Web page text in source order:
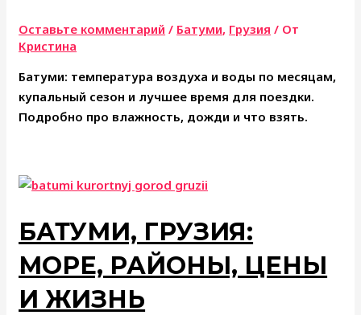
Оставьте комментарий / Батуми, Грузия / От
Кристина
Батуми: температура воздуха и воды по месяцам,
купальный сезон и лучшее время для поездки.
Подробно про влажность, дожди и что взять.
БАТУМИ, ГРУЗИЯ:
МОРЕ, РАЙОНЫ, ЦЕНЫ
И ЖИЗНЬ